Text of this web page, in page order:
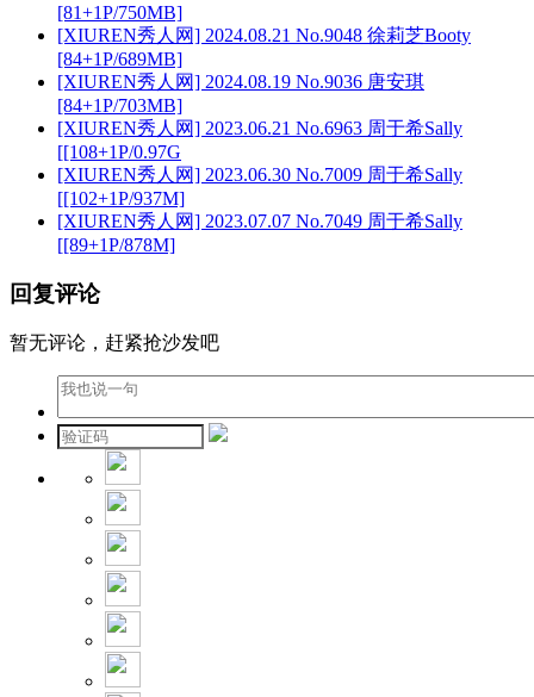
[81+1P/750MB]
[XIUREN秀人网] 2024.08.21 No.9048 徐莉芝Booty
[84+1P/689MB]
[XIUREN秀人网] 2024.08.19 No.9036 唐安琪
[84+1P/703MB]
[XIUREN秀人网] 2023.06.21 No.6963 周于希Sally
[[108+1P/0.97G
[XIUREN秀人网] 2023.06.30 No.7009 周于希Sally
[[102+1P/937M]
[XIUREN秀人网] 2023.07.07 No.7049 周于希Sally
[[89+1P/878M]
回复评论
暂无评论，赶紧抢沙发吧